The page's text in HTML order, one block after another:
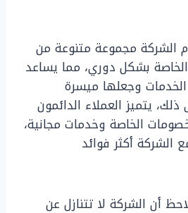
الشركة مجموعة متنوعة من
بشكل دوري، مما يساعد
وجعلها ميسرة
ذلك، يتميز العملاء الدائمون
الخاصة وخدمات مجانية،
الشركة أكثر فوائد
أن الشركة لا تتنازل عن